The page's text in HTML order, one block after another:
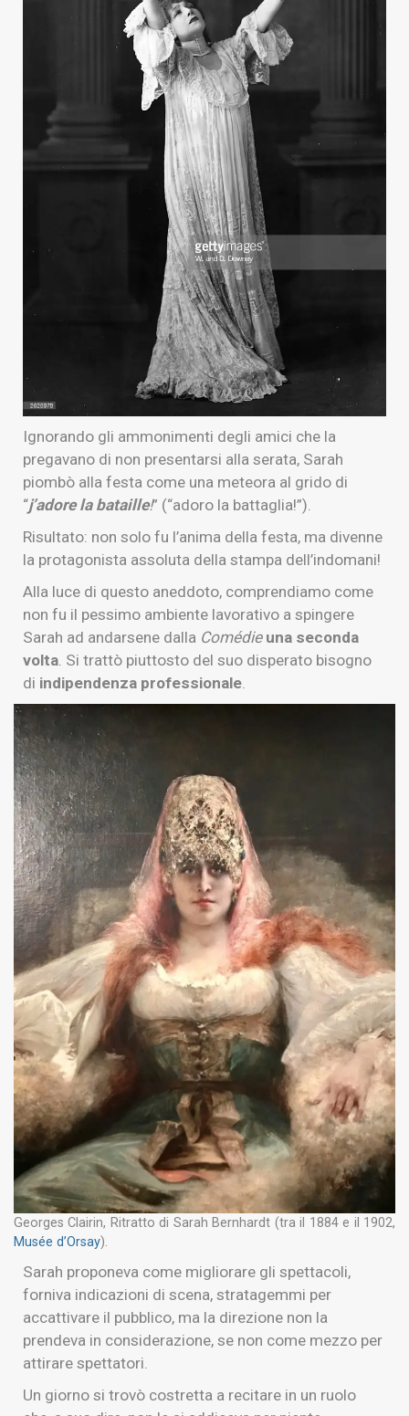
Ignorando gli ammonimenti degli amici che la
pregavano di non presentarsi alla serata, Sarah
piombò alla festa come una meteora al grido di
“j’adore la bataille!” (“adoro la battaglia!”).
Risultato: non solo fu l’anima della festa, ma divenne
la protagonista assoluta della stampa dell’indomani!
Alla luce di questo aneddoto, comprendiamo come
non fu il pessimo ambiente lavorativo a spingere
Sarah ad andarsene dalla Comédie una seconda
volta. Si trattò piuttosto del suo disperato bisogno
di indipendenza professionale.
Georges Clairin, Ritratto di Sarah Bernhardt (tra il 1884 e il 1902,
Musée d’Orsay).
Sarah proponeva come migliorare gli spettacoli,
forniva indicazioni di scena, stratagemmi per
accattivare il pubblico, ma la direzione non la
prendeva in considerazione, se non come mezzo per
attirare spettatori.
Un giorno si trovò costretta a recitare in un ruolo